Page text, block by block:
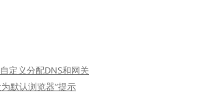
定义分配DNS和网关
默认浏览器”提示